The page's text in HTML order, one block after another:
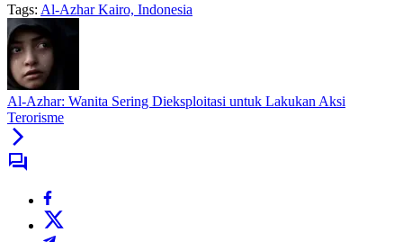
Tags: Al-Azhar Kairo, Indonesia
Al-Azhar: Wanita Sering Dieksploitasi untuk Lakukan Aksi
Terorisme